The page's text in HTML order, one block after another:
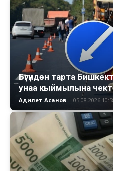
Бүгүндөн тарта
унаа кыймылына
Адилет Асанов - 05.08.2026